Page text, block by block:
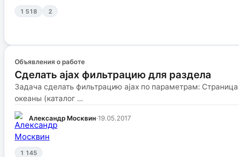
1 518 2
Объявления о работе
Сделать ajax фильтрацию для раздела
Задача сделать фильтрацию ajax по параметрам:
океаны (каталог ...
Александр Москвин·19.05.2017
1 145